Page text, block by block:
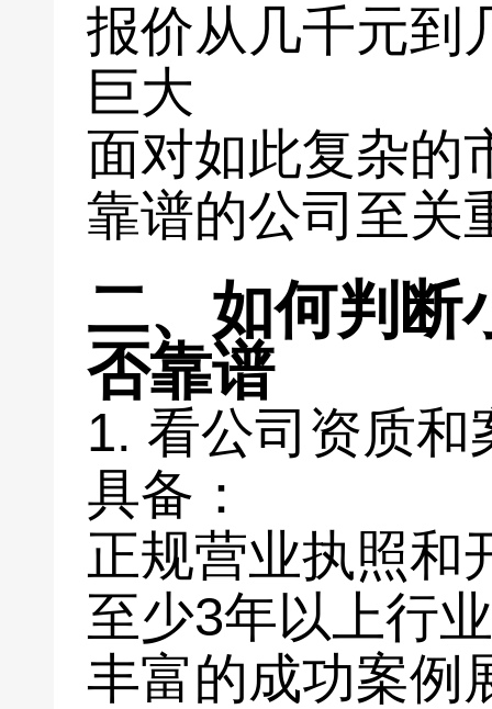
报价从几千元到
巨大
面对如此复杂的
靠谱的公司至关
二、如何判断
否靠谱
1. 看公司资质
具备：
正规营业执照和
至少3年以上行
丰富的成功案例